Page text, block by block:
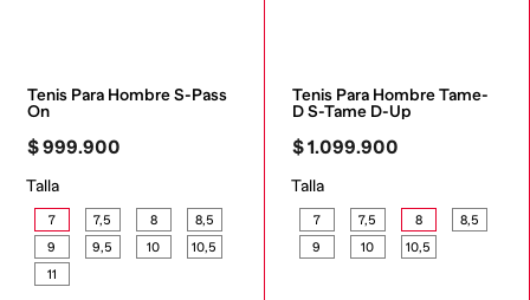
Tenis Para Hombre S-Pass
On
$999.900
Talla
7 7,5 8
8,5
9
9,5 10
10,5
11
Tenis Para Hombre Tame-
D S-Tame D-Up
$1.099.900
Talla
7 7,5 8
8,5
9
10 10,5